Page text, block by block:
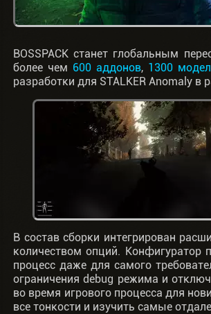
BOSSPACK станет глобальным
более чем 600 аддонов, 1300
разработки для STALKER Anomaly в
В состав сборки интегрирован
количеством опций. Конфигуратор
процесс даже для самого
ограничения debug режима и
во время игрового процесса для
все тонкости и изучить самые